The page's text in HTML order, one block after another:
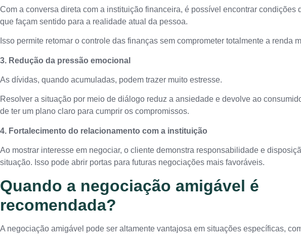
Com a conversa direta com a instituição financeira, é possível encontrar condições
que façam sentido para a realidade atual da pessoa.
Isso permite retomar o controle das finanças sem comprometer totalmente a renda
3. Redução da pressão emocional
As dívidas, quando acumuladas, podem trazer muito estresse.
Resolver a situação por meio de diálogo reduz a ansiedade e devolve ao
de ter um plano claro para cumprir os compromissos.
4. Fortalecimento do relacionamento com a instituição
Ao mostrar interesse em negociar, o cliente demonstra responsabilidade e
situação. Isso pode abrir portas para futuras negociações mais favoráveis.
Quando a negociação amigável é
recomendada?
A negociação amigável pode ser altamente vantajosa em situações específicas,